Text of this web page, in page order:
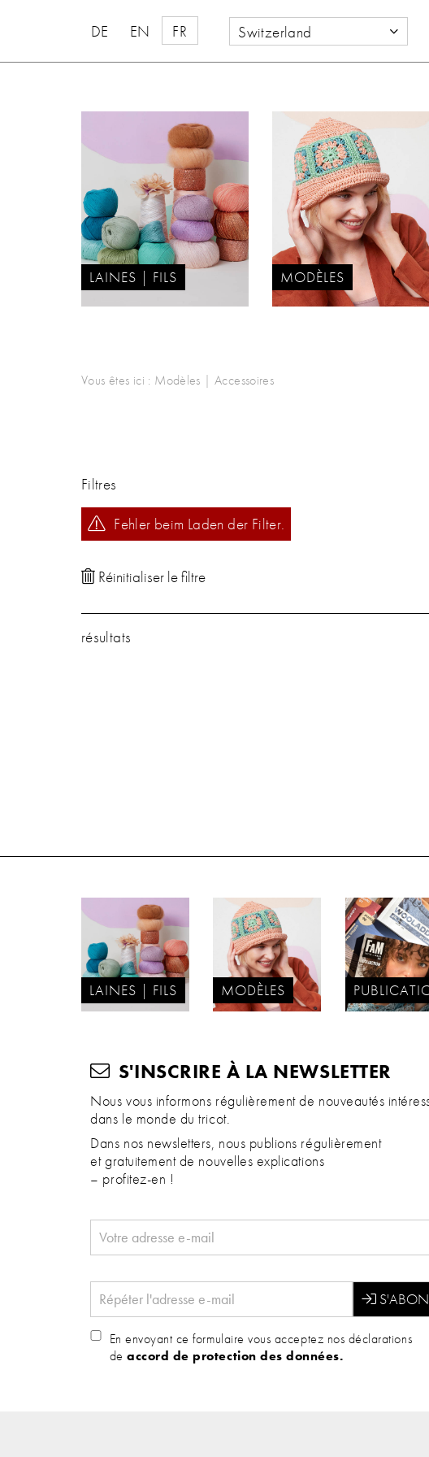
DE EN FR Switzerland
LAINES | FILS MODÈLES
Vous êtes ici : Modèles |Accessoires
Filtres
Fehler beim Laden der Filter.
résultats
LAINES | FILS MODÈLES
S'INSCRIRE À LA NEWSLETTER
Nous vous informons régulièrement de nouveautés
dans le monde du tricot.
Dans nos newsletters, nous publions régulièrement
et gratuitement de nouvelles explications
– profitez-en !
En envoyant ce formulaire vous acceptez nos déclarations
deaccord de protection des données.